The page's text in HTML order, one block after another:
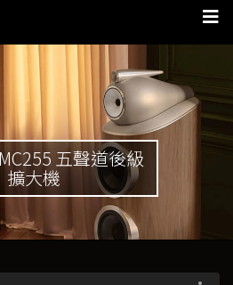
五聲道後級
擴大機